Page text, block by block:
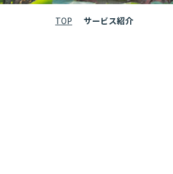
TOP サービス紹介